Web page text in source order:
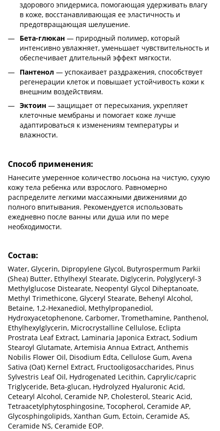
здорового эпидермиса, помогающая удерживать влагу
в коже, восстанавливающая ее эластичность и
предотвращающая шелушение.
Бета-глюкан — природный полимер, который
интенсивно увлажняет, уменьшает чувствительность и
обеспечивает длительный эффект мягкости.
Пантенол — успокаивает раздражения, способствует
регенерации клеток и повышает устойчивость кожи к
внешним воздействиям.
Эктоин — защищает от пересыхания, укрепляет
клеточные мембраны и помогает коже лучше
адаптироваться к изменениям температуры и
влажности.
Способ применения:
Нанесите умеренное количество лосьона на чистую, сухую
кожу тела ребенка или взрослого. Равномерно
распределите легкими массажными движениями до
полного впитывания. Рекомендуется использовать
ежедневно после ванны или душа или по мере
необходимости.
Состав:
Water, Glycerin, Dipropylene Glycol, Butyrospermum Parkii
(Shea) Butter, Ethylhexyl Stearate, Diglycerin, Polyglyceryl-3
Methylglucose Distearate, Neopentyl Glycol Diheptanoate,
Methyl Trimethicone, Glyceryl Stearate, Behenyl Alcohol,
Betaine, 1,2-Hexanediol, Methylpropanediol,
Hydroxyacetophenone, Carbomer, Tromethamine, Panthenol,
Ethylhexylglycerin, Microcrystalline Cellulose, Eclipta
Prostrata Leaf Extract, Laminaria Japonica Extract, Sodium
Stearoyl Glutamate, Artemisia Annua Extract, Anthemis
Nobilis Flower Oil, Disodium Edta, Cellulose Gum, Avena
Sativa (Oat) Kernel Extract, Fructooligosaccharides, Pinus
Sylvestris Leaf Oil, Hydrogenated Lecithin, Caprylic/capric
Triglyceride, Beta-glucan, Hydrolyzed Hyaluronic Acid,
Cetearyl Alcohol, Ceramide NP, Cholesterol, Stearic Acid,
Tetraacetylphytosphingosine, Tocopherol, Ceramide AP,
Glycosphingolipids, Xanthan Gum, Ectoin, Ceramide AS,
Ceramide NS, Ceramide EOP.